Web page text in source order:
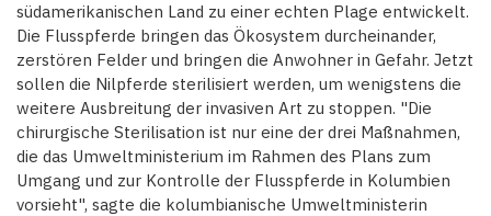
südamerikanischen Land zu einer echten Plage entwickelt.
Die Flusspferde bringen das Ökosystem durcheinander,
zerstören Felder und bringen die Anwohner in Gefahr. Jetzt
sollen die Nilpferde sterilisiert werden, um wenigstens die
weitere Ausbreitung der invasiven Art zu stoppen. "Die
chirurgische Sterilisation ist nur eine der drei Maßnahmen,
die das Umweltministerium im Rahmen des Plans zum
Umgang und zur Kontrolle der Flusspferde in Kolumbien
vorsieht", sagte die kolumbianische Umweltministerin